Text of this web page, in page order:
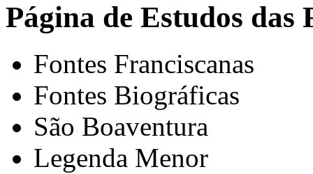
Página de Estudos das
Fontes Franciscanas
Fontes Biográficas
São Boaventura
Legenda Menor